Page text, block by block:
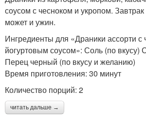
соусом с чесноком и укропом.
может и ужин.
Ингредиенты для «Драники ассорти с
йогуртовым соусом»: Соль (по вкусу)
Перец черный (по вкусу и желанию)
Время приготовления: 30 минут
Количество порций: 2
читать дальше →